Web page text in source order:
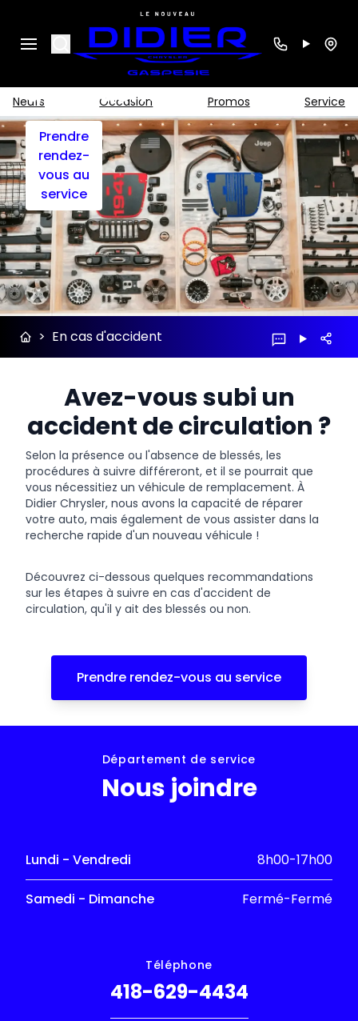
Search
Neufs Occasion Promos Service
En
cas
d'accident
Prendre
rendez-
vous au
service
> En cas d'accident
Avez-vous subi un
accident de circulation ?
Selon la présence ou l'absence de blessés, les
procédures à suivre différeront, et il se pourrait que
vous nécessitiez un véhicule de remplacement. À
Didier Chrysler, nous avons la capacité de réparer
votre auto, mais également de vous assister dans la
recherche rapide d'un nouveau véhicule !
Découvrez ci-dessous quelques recommandations
sur les étapes à suivre en cas d'accident de
circulation, qu'il y ait des blessés ou non.
Prendre rendez-vous au service
Département de service
Nous joindre
Lundi - Vendredi 8h00-17h00
Samedi - Dimanche Fermé-Fermé
Téléphone
418-629-4434